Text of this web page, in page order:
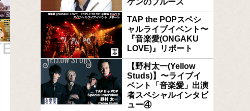
ケンのブルース
TAP the POPスペシ
ャルライブイベント〜
『音楽愛(ONGAKU
LOVE)』リポート
【野村太一(Yellow
Studs)】〜ライブイ
ベント「音楽愛」出演
者スペシャルインタビ
ュー④